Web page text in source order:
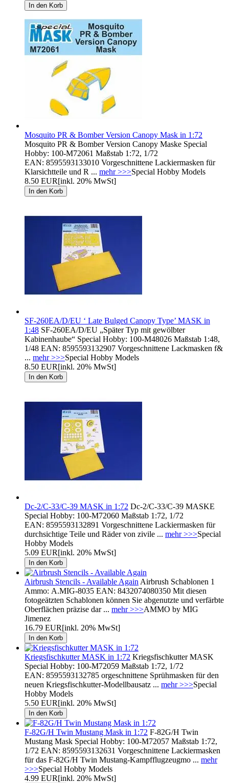
Mosquito PR & Bomber Version Canopy Mask in 1:72
Mosquito PR & Bomber Version Canopy Maske Special
Hobby: 100-M72061 Maßstab 1:72, 1/72
EAN: 8595593133010 Vorgeschnittene Lackiermasken für
Klarsichtteile und R ... mehr >>>Special Hobby Models
8.50 EUR[inkl. 20% MwSt]
SF-260EA/D/EU ‘ Late Bulged Canopy Type’ MASK in
1:48 SF-260EA/D/EU „Später Typ mit gewölbter
Kabinenhaube“ Special Hobby: 100-M48026 Maßstab 1:48,
1/48 EAN: 8595593132907 Vorgeschnittene Lackmasken f&
... mehr >>>Special Hobby Models
8.50 EUR[inkl. 20% MwSt]
Dc-2/C-33/C-39 MASK in 1:72 Dc-2/C-33/C-39 MASKE
Special Hobby: 100-M72060 Maßstab 1:72, 1/72
EAN: 8595593132891 Vorgeschnittene Lackiermasken für
durchsichtige Teile und Räder von zivile ... mehr >>>Special
Hobby Models
5.09 EUR[inkl. 20% MwSt]
Airbrush Stencils - Available Again Airbrush Schablonen 1
Ammo: A.MIG-8035 EAN: 8432074080350 Mit diesen
fotogeätzten Schablonen können Sie abgenutzte und verfärbte
Oberflächen präzise dar ... mehr >>>AMMO by MIG
Jimenez
16.79 EUR[inkl. 20% MwSt]
Kriegsfischkutter MASK in 1:72 Kriegsfischkutter MASK
Special Hobby: 100-M72059 Maßstab 1:72, 1/72
EAN: 8595593132785 orgeschnittene Sprühmasken für den
neuen Kriegsfischkutter-Modellbausatz ... mehr >>>Special
Hobby Models
5.50 EUR[inkl. 20% MwSt]
F-82G/H Twin Mustang Mask in 1:72 F-82G/H Twin
Mustang Mask Special Hobby: 100-M72057 Maßstab 1:72,
1/72 EAN: 8595593132631 Vorgeschnittene Lackiermasken
für das F-82G/H Twin Mustang-Kampfflugzeugmo ... mehr
>>>Special Hobby Models
4.99 EUR[inkl. 20% MwSt]